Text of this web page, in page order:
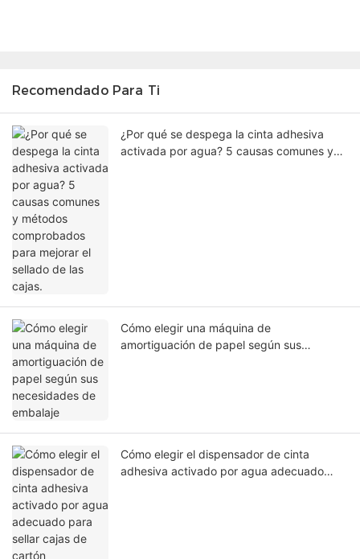
Recomendado Para Ti
¿Por qué se despega la cinta adhesiva
activada por agua? 5 causas comunes y
Cómo elegir una máquina de
amortiguación de papel según sus
Cómo elegir el dispensador de cinta
adhesiva activado por agua adecuado